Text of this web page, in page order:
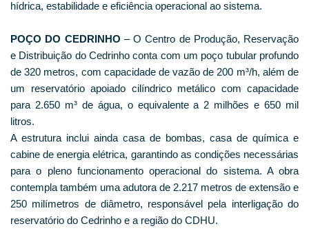
hídrica, estabilidade e eficiência operacional ao sistema.
POÇO DO CEDRINHO – O Centro de Produção, Reservação
e Distribuição do Cedrinho conta com um poço tubular profundo
de 320 metros, com capacidade de vazão de 200 m³/h, além de
um reservatório apoiado cilíndrico metálico com capacidade
para 2.650 m³ de água, o equivalente a 2 milhões e 650 mil
litros.
A estrutura inclui ainda casa de bombas, casa de química e
cabine de energia elétrica, garantindo as condições necessárias
para o pleno funcionamento operacional do sistema. A obra
contempla também uma adutora de 2.217 metros de extensão e
250 milímetros de diâmetro, responsável pela interligação do
reservatório do Cedrinho e a região do CDHU.